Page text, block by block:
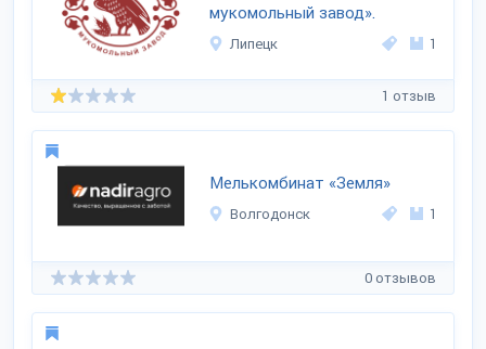
мукомольный завод».
Липецк 1
1 отзыв
Мелькомбинат «Земля»
Волгодонск 1
0 отзывов